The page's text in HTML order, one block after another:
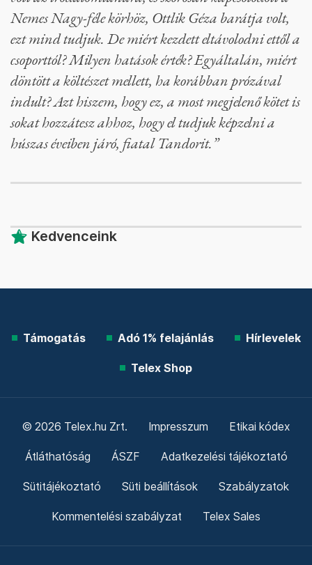
„Tandori Dezső 2019-ben halt meg, azóta
folyamatosan dolgozzuk fel a hagyatékot, de olyan
hatalmas az anyag, hogy már eddig is sok
meglepetés ért bennünket” – mondta Tóth Ákos.
Megjegyezte azt is, hogy bár Tandori szinte
mindent megőrzött, ő maga kezdte felépíteni a
saját archívumát, a pályakezdéséről mégis csak
volt az irodalomtanára, és szorosan kapcsolódott a
ezt mind tudjuk. De miért kezdett eltávolodni ettől a
indult? Azt hiszem, hogy ez, a most megjelenő kötet is
húszas éveiben járó, fiatal Tandorit.”
Kedvenceink